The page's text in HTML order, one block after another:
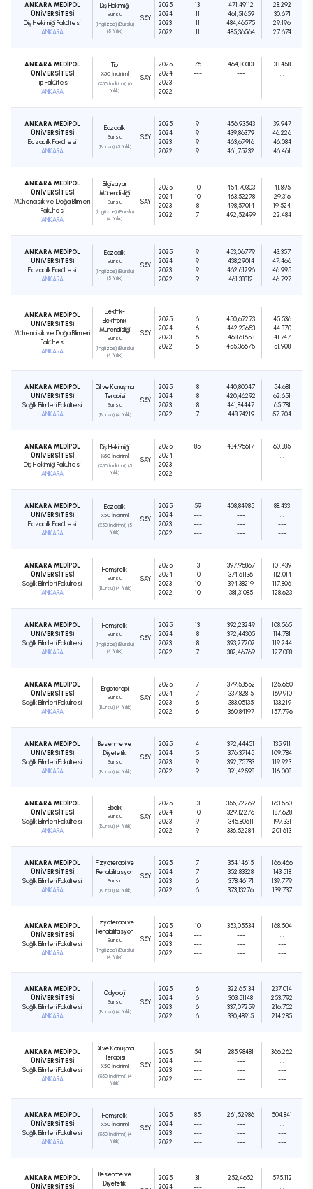
ANKARA MEDİPOL
ÜNİVERSİTESİ
Diş Hekimliği Fakültesi
ANKARA
Diş Hekimliği
Burslu
(İngilizce) (Burslu)
(5 Yıllık)
SAY
2025
2024
2023
2022
13
11
11
11
471,49112
461,51659
484,46575
485,36564
28.292
30.671
29.196
27.674
ANKARA MEDİPOL
ÜNİVERSİTESİ
Tıp Fakültesi
ANKARA
Tıp
%50 İndirimli
(%50 İndirimli) (6
Yıllık)
SAY
2025
2024
2023
2022
76
---
---
---
464,80313
---
---
---
33.458
---
---
ANKARA MEDİPOL
ÜNİVERSİTESİ
Eczacılık Fakültesi
ANKARA
Eczacılık
Burslu
(Burslu) (5 Yıllık)
SAY
2025
2024
2023
2022
9
9
9
9
456,93543
439,86379
463,67916
461,75232
39.947
46.226
46.084
46.461
ANKARA MEDİPOL
ÜNİVERSİTESİ
Mühendislik ve Doğa Bilimleri
Fakültesi
ANKARA
Bilgisayar
Mühendisliği
Burslu
(İngilizce) (Burslu)
(4 Yıllık)
SAY
2025
2024
2023
2022
10
10
8
7
454,70303
463,52278
498,57014
492,52499
41.895
29.316
19.524
22.484
ANKARA MEDİPOL
ÜNİVERSİTESİ
Eczacılık Fakültesi
ANKARA
Eczacılık
Burslu
(İngilizce) (Burslu)
(5 Yıllık)
SAY
2025
2024
2023
2022
9
9
9
9
453,06779
438,29014
462,61296
461,38312
43.357
47.466
46.995
46.797
ANKARA MEDİPOL
ÜNİVERSİTESİ
Mühendislik ve Doğa Bilimleri
Fakültesi
ANKARA
Elektrik-
Elektronik
Mühendisliği
Burslu
(İngilizce) (Burslu)
(4 Yıllık)
SAY
2025
2024
2023
2022
6
6
6
6
450,67273
442,23653
468,61653
455,36675
45.536
44.370
41.747
51.908
ANKARA MEDİPOL
ÜNİVERSİTESİ
Sağlık Bilimleri Fakültesi
ANKARA
Dil ve Konuşma
Terapisi
Burslu
(Burslu) (4 Yıllık)
SAY
2025
2024
2023
2022
8
8
8
7
440,80047
420,46292
441,84447
448,74219
54.681
62.651
65.781
57.704
ANKARA MEDİPOL
ÜNİVERSİTESİ
Diş Hekimliği Fakültesi
ANKARA
Diş Hekimliği
%50 İndirimli
(%50 İndirimli) (5
Yıllık)
SAY
2025
2024
2023
2022
85
---
---
---
434,95617
---
---
---
60.385
---
---
ANKARA MEDİPOL
ÜNİVERSİTESİ
Eczacılık Fakültesi
ANKARA
Eczacılık
%50 İndirimli
(%50 İndirimli) (5
Yıllık)
SAY
2025
2024
2023
2022
59
---
---
---
408,84985
---
---
---
88.433
---
---
ANKARA MEDİPOL
ÜNİVERSİTESİ
Sağlık Bilimleri Fakültesi
ANKARA
Hemşirelik
Burslu
(Burslu) (4 Yıllık)
SAY
2025
2024
2023
2022
13
10
10
10
397,95867
374,61136
394,38219
381,31085
101.439
112.014
117.806
128.623
ANKARA MEDİPOL
ÜNİVERSİTESİ
Sağlık Bilimleri Fakültesi
ANKARA
Hemşirelik
Burslu
(İngilizce) (Burslu)
(4 Yıllık)
SAY
2025
2024
2023
2022
13
8
8
7
392,23249
372,44305
393,27202
382,46769
108.565
114.781
119.244
127.088
ANKARA MEDİPOL
ÜNİVERSİTESİ
Sağlık Bilimleri Fakültesi
ANKARA
Ergoterapi
Burslu
(Burslu) (4 Yıllık)
SAY
2025
2024
2023
2022
7
7
6
6
379,53652
337,82815
383,05135
360,84197
125.650
169.910
133.219
157.796
ANKARA MEDİPOL
ÜNİVERSİTESİ
Sağlık Bilimleri Fakültesi
ANKARA
Beslenme ve
Diyetetik
Burslu
(Burslu) (4 Yıllık)
SAY
2025
2024
2023
2022
4
5
9
9
372,44451
376,37145
392,75783
391,42598
135.911
109.784
119.923
116.008
ANKARA MEDİPOL
ÜNİVERSİTESİ
Sağlık Bilimleri Fakültesi
ANKARA
Ebelik
Burslu
(Burslu) (4 Yıllık)
SAY
2025
2024
2023
2022
13
10
9
9
355,72269
329,12276
345,80611
336,52284
163.550
187.628
197.331
201.613
ANKARA MEDİPOL
ÜNİVERSİTESİ
Sağlık Bilimleri Fakültesi
ANKARA
Fizyoterapi ve
Rehabilitasyon
Burslu
(Burslu) (4 Yıllık)
SAY
2025
2024
2023
2022
7
7
6
6
354,14615
352,83328
378,46171
373,13276
166.466
143.518
139.779
139.737
ANKARA MEDİPOL
ÜNİVERSİTESİ
Sağlık Bilimleri Fakültesi
ANKARA
Fizyoterapi ve
Rehabilitasyon
Burslu
(İngilizce) (Burslu)
(4 Yıllık)
SAY
2025
2024
2023
2022
10
---
---
---
353,05534
---
---
---
168.504
---
---
ANKARA MEDİPOL
ÜNİVERSİTESİ
Sağlık Bilimleri Fakültesi
ANKARA
Odyoloji
Burslu
(Burslu) (4 Yıllık)
SAY
2025
2024
2023
2022
6
6
6
6
322,65134
303,51148
337,07259
330,48915
237.014
253.792
216.752
214.285
ANKARA MEDİPOL
ÜNİVERSİTESİ
Sağlık Bilimleri Fakültesi
ANKARA
Dil ve Konuşma
Terapisi
%50 İndirimli
(%50 İndirimli) (4
Yıllık)
SAY
2025
2024
2023
2022
54
---
---
---
285,98481
---
---
---
366.262
---
---
ANKARA MEDİPOL
ÜNİVERSİTESİ
Sağlık Bilimleri Fakültesi
ANKARA
Hemşirelik
%50 İndirimli
(%50 İndirimli) (4
Yıllık)
SAY
2025
2024
2023
2022
85
---
---
---
261,52986
---
---
---
504.841
---
---
ANKARA MEDİPOL
ÜNİVERSİTESİ
Beslenme ve
Diyetetik
2025
2024
31
---
252,4652
---
575.112